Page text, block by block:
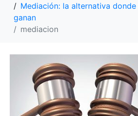
Mediación: la alternativa
ganan
mediacion